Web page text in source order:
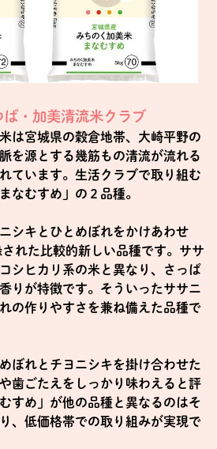
・加美清流米クラブ
は宮城県の穀倉地帯、大崎平野の
を源とする幾筋もの清流が流れる
ています。生活クラブで取り組む
なむすめ」の２品種。
シキとひとめぼれをかけあわせ
れた比較的新しい品種です。ササ
シヒカリ系の米と異なり、さっぱ
りが特徴です。そういったササニ
の作りやすさを兼ね備えた品種で
ぼれとチヨニシキを掛け合わせた
歯ごたえをしっかり味わえると評
すめ」が他の品種と異なるのはそ
、低価格帯での取り組みが実現で